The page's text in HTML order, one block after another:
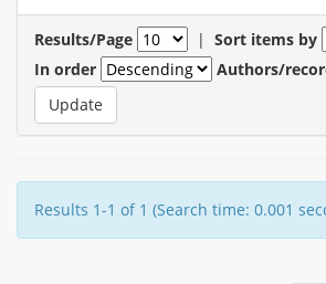
Results/Page | Sort items by
In order
Authors/
Results 1-1 of 1 (Search time: 0.001